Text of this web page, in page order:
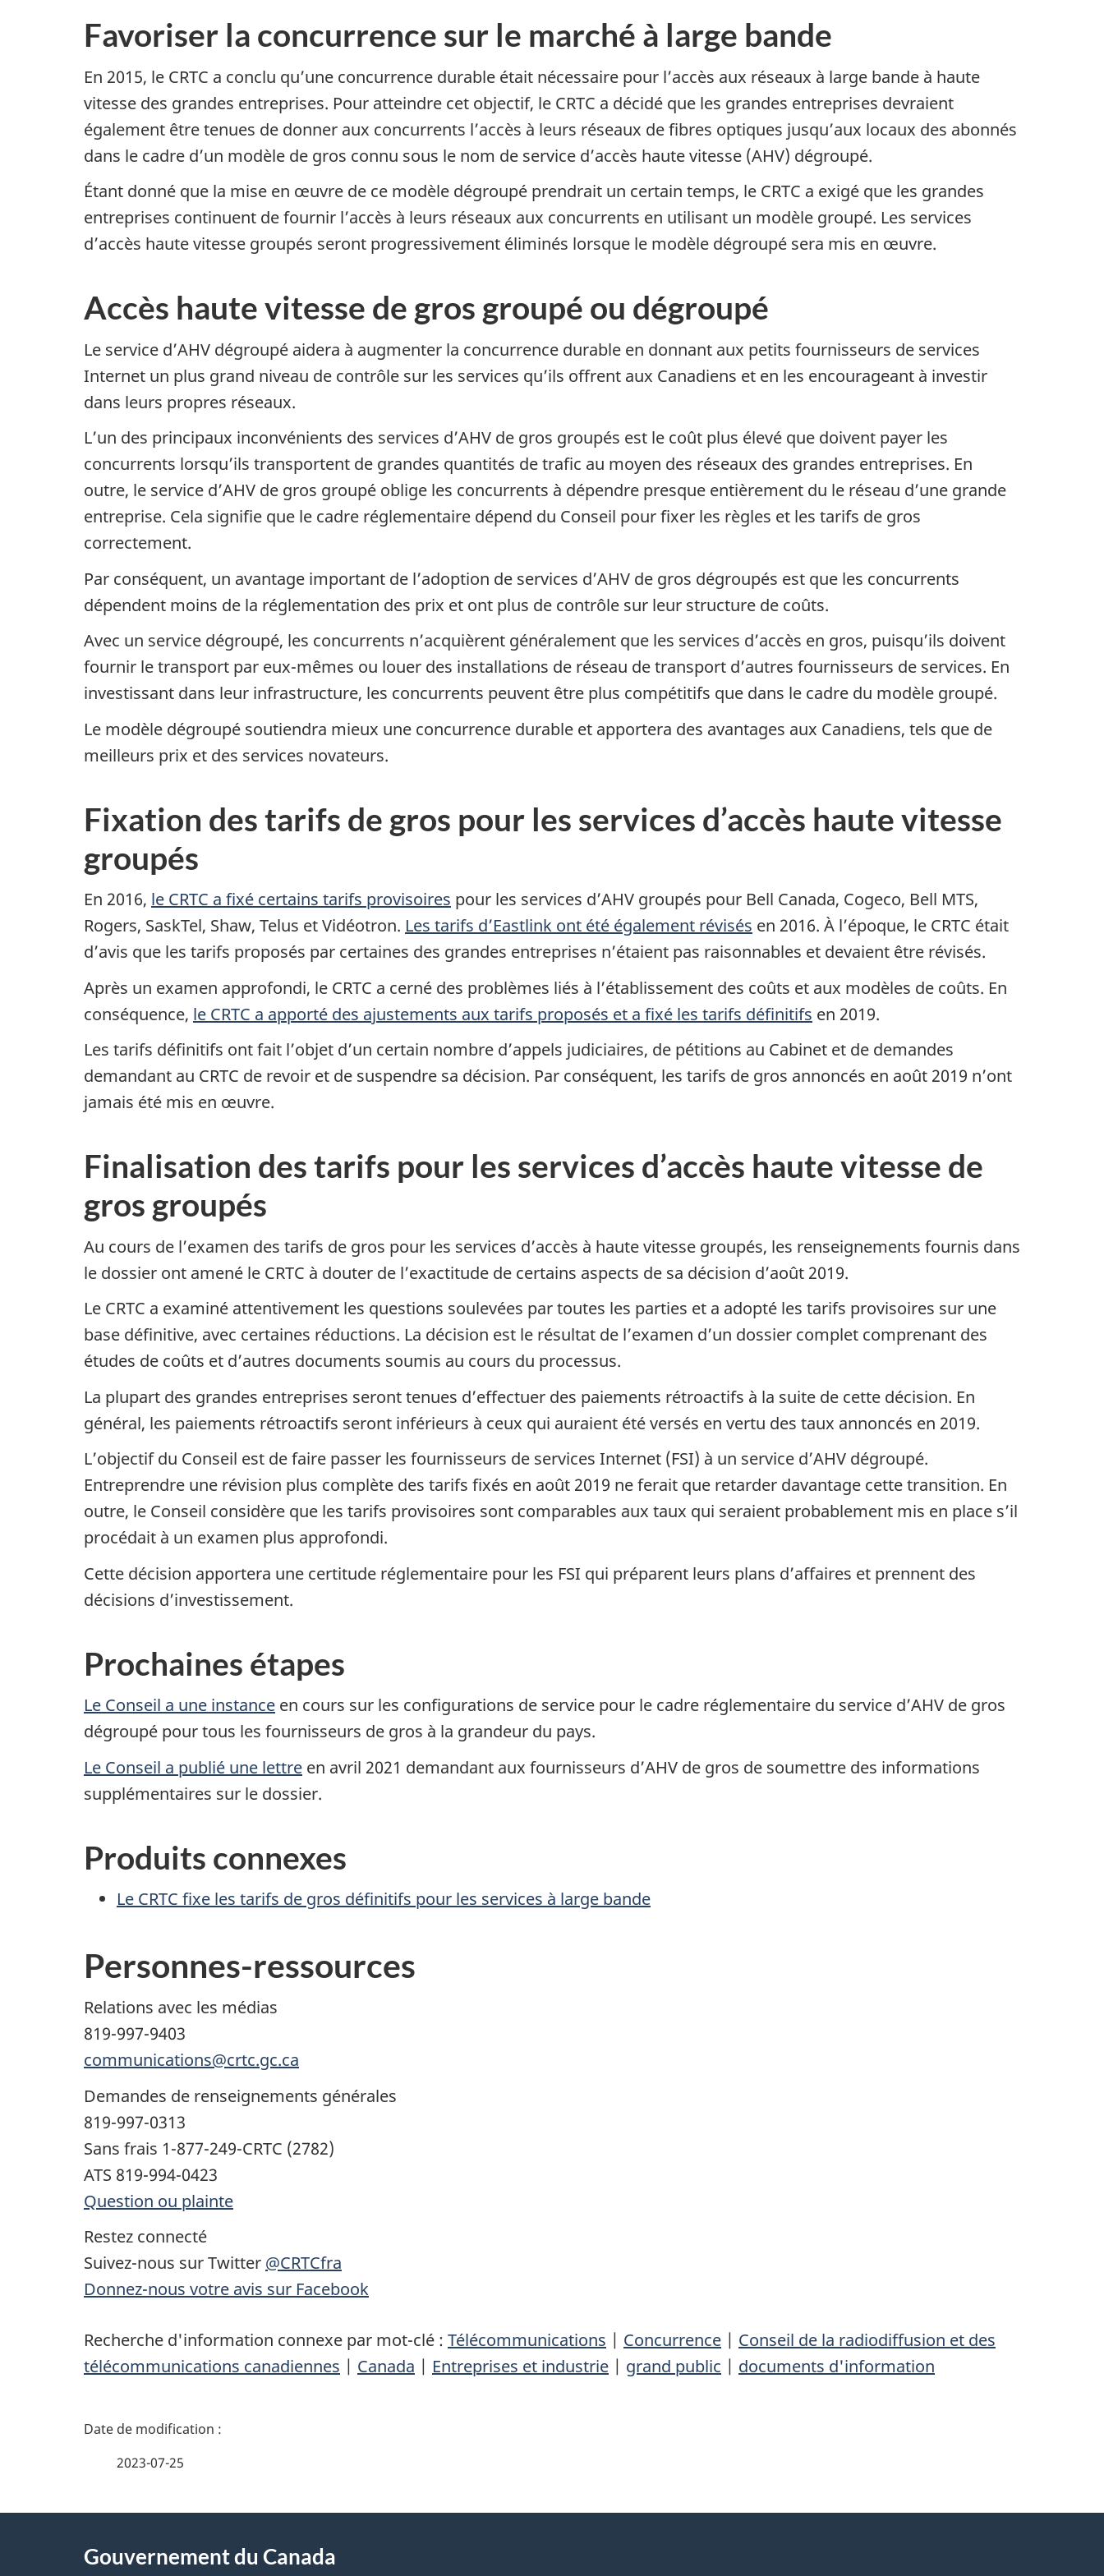
Favoriser la concurrence sur le marché à large bande
En 2015, le CRTC a conclu qu’une concurrence durable était nécessaire pour l’accès aux réseaux à large bande à haute
vitesse des grandes entreprises. Pour atteindre cet objectif, le CRTC a décidé que les grandes entreprises devraient
également être tenues de donner aux concurrents l’accès à leurs réseaux de fibres optiques jusqu’aux locaux des abonnés
dans le cadre d’un modèle de gros connu sous le nom de service d’accès haute vitesse (AHV) dégroupé.
Étant donné que la mise en œuvre de ce modèle dégroupé prendrait un certain temps, le CRTC a exigé que les grandes
entreprises continuent de fournir l’accès à leurs réseaux aux concurrents en utilisant un modèle groupé. Les services
d’accès haute vitesse groupés seront progressivement éliminés lorsque le modèle dégroupé sera mis en œuvre.
Accès haute vitesse de gros groupé ou dégroupé
Le service d’AHV dégroupé aidera à augmenter la concurrence durable en donnant aux petits fournisseurs de services
Internet un plus grand niveau de contrôle sur les services qu’ils offrent aux Canadiens et en les encourageant à investir
dans leurs propres réseaux.
L’un des principaux inconvénients des services d’AHV de gros groupés est le coût plus élevé que doivent payer les
concurrents lorsqu’ils transportent de grandes quantités de trafic au moyen des réseaux des grandes entreprises. En
outre, le service d’AHV de gros groupé oblige les concurrents à dépendre presque entièrement du le réseau d’une grande
entreprise. Cela signifie que le cadre réglementaire dépend du Conseil pour fixer les règles et les tarifs de gros
correctement.
Par conséquent, un avantage important de l’adoption de services d’AHV de gros dégroupés est que les concurrents
dépendent moins de la réglementation des prix et ont plus de contrôle sur leur structure de coûts.
Avec un service dégroupé, les concurrents n’acquièrent généralement que les services d’accès en gros, puisqu’ils doivent
fournir le transport par eux-mêmes ou louer des installations de réseau de transport d’autres fournisseurs de services. En
investissant dans leur infrastructure, les concurrents peuvent être plus compétitifs que dans le cadre du modèle groupé.
Le modèle dégroupé soutiendra mieux une concurrence durable et apportera des avantages aux Canadiens, tels que de
meilleurs prix et des services novateurs.
Fixation des tarifs de gros pour les services d’accès haute vitesse
groupés
En 2016, le CRTC a fixé certains tarifs provisoires pour les services d’AHV groupés pour Bell Canada, Cogeco, Bell MTS,
Rogers, SaskTel, Shaw, Telus et Vidéotron. Les tarifs d’Eastlink ont été également révisés en 2016. À l’époque, le CRTC était
d’avis que les tarifs proposés par certaines des grandes entreprises n’étaient pas raisonnables et devaient être révisés.
Après un examen approfondi, le CRTC a cerné des problèmes liés à l’établissement des coûts et aux modèles de coûts. En
conséquence, le CRTC a apporté des ajustements aux tarifs proposés et a fixé les tarifs définitifs en 2019.
Les tarifs définitifs ont fait l’objet d’un certain nombre d’appels judiciaires, de pétitions au Cabinet et de demandes
demandant au CRTC de revoir et de suspendre sa décision. Par conséquent, les tarifs de gros annoncés en août 2019 n’ont
jamais été mis en œuvre.
Finalisation des tarifs pour les services d’accès haute vitesse de
gros groupés
Au cours de l’examen des tarifs de gros pour les services d’accès à haute vitesse groupés, les renseignements fournis dans
le dossier ont amené le CRTC à douter de l’exactitude de certains aspects de sa décision d’août 2019.
Le CRTC a examiné attentivement les questions soulevées par toutes les parties et a adopté les tarifs provisoires sur une
base définitive, avec certaines réductions. La décision est le résultat de l’examen d’un dossier complet comprenant des
études de coûts et d’autres documents soumis au cours du processus.
La plupart des grandes entreprises seront tenues d’effectuer des paiements rétroactifs à la suite de cette décision. En
général, les paiements rétroactifs seront inférieurs à ceux qui auraient été versés en vertu des taux annoncés en 2019.
L’objectif du Conseil est de faire passer les fournisseurs de services Internet (FSI) à un service d’AHV dégroupé.
Entreprendre une révision plus complète des tarifs fixés en août 2019 ne ferait que retarder davantage cette transition. En
outre, le Conseil considère que les tarifs provisoires sont comparables aux taux qui seraient probablement mis en place s’il
procédait à un examen plus approfondi.
Cette décision apportera une certitude réglementaire pour les FSI qui préparent leurs plans d’affaires et prennent des
décisions d’investissement.
Prochaines étapes
Le Conseil a une instance en cours sur les configurations de service pour le cadre réglementaire du service d’AHV de gros
dégroupé pour tous les fournisseurs de gros à la grandeur du pays.
Le Conseil a publié une lettre en avril 2021 demandant aux fournisseurs d’AHV de gros de soumettre des informations
supplémentaires sur le dossier.
Produits connexes
Le CRTC fixe les tarifs de gros définitifs pour les services à large bande
Personnes-ressources
Relations avec les médias
819-997-9403
communications@crtc.gc.ca
Demandes de renseignements générales
819-997-0313
Sans frais 1-877-249-CRTC (2782)
ATS 819-994-0423
Question ou plainte
Restez connecté
Suivez-nous sur Twitter @CRTCfra
Donnez-nous votre avis sur Facebook
Recherche d'information connexe par mot-clé : Télécommunications | Concurrence | Conseil de la radiodiffusion et des
télécommunications canadiennes | Canada | Entreprises et industrie | grand public | documents d'information
D
t
a
2023-07-25
Gouvernement du Canada